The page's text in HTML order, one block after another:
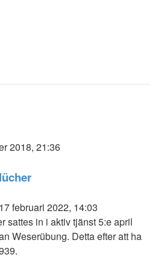
2018, 21:36
17 februari 2022, 14:03
sattes in i aktiv tjänst 5:e april
Weserübung. Detta efter att ha